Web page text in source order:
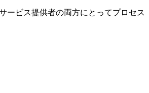
ービス提供者の両方にとってプロセス